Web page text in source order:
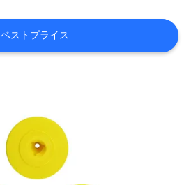
ベストプライス